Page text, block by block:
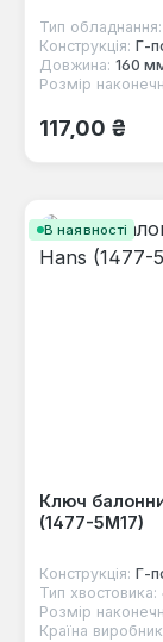
Тип обладнання:
Конструкція: Г-
Довжина: 160
Розмір
Звичайна
117,00 ₴
В наявності
Ключ
(1477-5M17)
Конструкція: Г-
Тип хвостовика:
Розмір
Країна